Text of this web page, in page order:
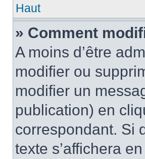
Haut
» Comment
A moins d’être
modifier ou
modifier un
publication) en
correspondant. Si
texte s’affichera